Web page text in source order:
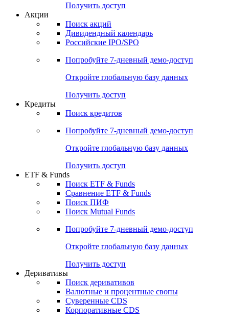
Получить доступ
Акции
Поиск акций
Дивидендный календарь
Российские IPO/SPO
Попробуйте 7-дневный демо-доступ
Откройте глобальную базу данных
Получить доступ
Кредиты
Поиск кредитов
Попробуйте 7-дневный демо-доступ
Откройте глобальную базу данных
Получить доступ
ETF & Funds
Поиск ETF & Funds
Сравнение ETF & Funds
Поиск ПИФ
Поиск Mutual Funds
Попробуйте 7-дневный демо-доступ
Откройте глобальную базу данных
Получить доступ
Деривативы
Поиск деривативов
Валютные и процентные свопы
Суверенные CDS
Корпоративные CDS